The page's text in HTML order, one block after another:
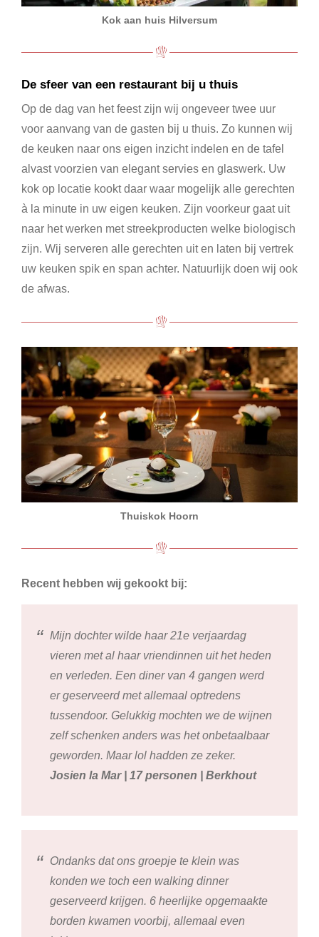
Kok aan huis Hilversum
De sfeer van een restaurant bij u thuis
Op de dag van het feest zijn wij ongeveer twee uur
voor aanvang van de gasten bij u thuis. Zo kunnen wij
de keuken naar ons eigen inzicht indelen en de tafel
alvast voorzien van elegant servies en glaswerk. Uw
kok op locatie kookt daar waar mogelijk alle gerechten
à la minute in uw eigen keuken. Zijn voorkeur gaat uit
naar het werken met streekproducten welke biologisch
zijn. Wij serveren alle gerechten uit en laten bij vertrek
uw keuken spik en span achter. Natuurlijk doen wij ook
de afwas.
Thuiskok Hoorn
Recent hebben wij gekookt bij:
Mijn dochter wilde haar 21e verjaardag
vieren met al haar vriendinnen uit het heden
en verleden. Een diner van 4 gangen werd
er geserveerd met allemaal optredens
tussendoor. Gelukkig mochten we de wijnen
zelf schenken anders was het onbetaalbaar
geworden. Maar lol hadden ze zeker.
Josien la Mar | 17 personen | Berkhout
Ondanks dat ons groepje te klein was
konden we toch een walking dinner
geserveerd krijgen. 6 heerlijke opgemaakte
borden kwamen voorbij, allemaal even